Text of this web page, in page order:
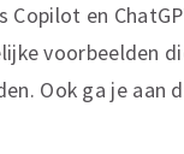
en
voorbeelden
Ook ga je aan